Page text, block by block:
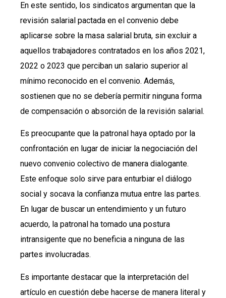
En este sentido, los sindicatos argumentan que la
revisión salarial pactada en el convenio debe
aplicarse sobre la masa salarial bruta, sin excluir a
aquellos trabajadores contratados en los años 2021,
2022 o 2023 que perciban un salario superior al
mínimo reconocido en el convenio. Además,
sostienen que no se debería permitir ninguna forma
de compensación o absorción de la revisión salarial.
Es preocupante que la patronal haya optado por la
confrontación en lugar de iniciar la negociación del
nuevo convenio colectivo de manera dialogante.
Este enfoque solo sirve para enturbiar el diálogo
social y socava la confianza mutua entre las partes.
En lugar de buscar un entendimiento y un futuro
acuerdo, la patronal ha tomado una postura
intransigente que no beneficia a ninguna de las
partes involucradas.
Es importante destacar que la interpretación del
artículo en cuestión debe hacerse de manera literal y